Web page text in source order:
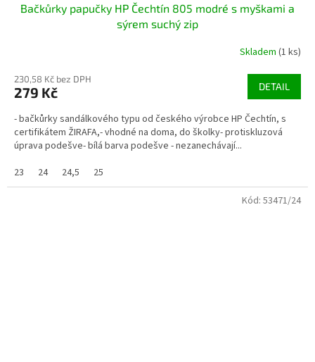
Bačkůrky papučky HP Čechtín 805 modré s myškami a
sýrem suchý zip
Skladem (1 ks)
230,58 Kč bez DPH
279 Kč DETAIL
- bačkůrky sandálkového typu od českého výrobce HP Čechtín, s
certifikátem ŽIRAFA,- vhodné na doma, do školky- protiskluzová
úprava podešve- bílá barva podešve - nezanechávají...
23
24 24,5 25
Kód: 53471/24